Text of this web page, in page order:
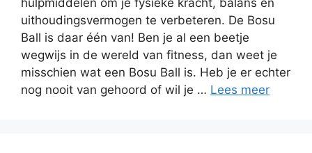
uithoudingsvermogen te verbeteren. De Bosu
Ball is daar één van! Ben je al een beetje
wegwijs in de wereld van fitness, dan weet je
misschien wat een Bosu Ball is. Heb je er echter
nog nooit van gehoord of wil je … Lees meer